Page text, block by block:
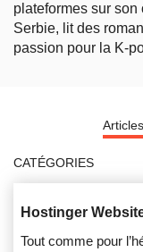
plateformes sur
Serbie, lit des
passion pour la K-
CATÉGORIES
Hostinger
Tout comme pour